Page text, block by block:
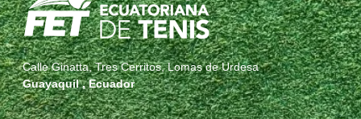
Calle Ginatta, Tres Cerritos, Lomas de Urdesa
Guayaquil , Ecuador